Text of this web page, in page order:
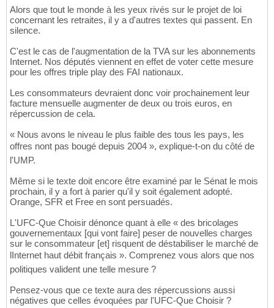
Alors que tout le monde à les yeux rivés sur le projet de loi
concernant les retraites, il y a d'autres textes qui passent. En
silence.
C'est le cas de l'augmentation de la TVA sur les abonnements
Internet. Nos députés viennent en effet de voter cette mesure
pour les offres triple play des FAI nationaux.
Les consommateurs devraient donc voir prochainement leur
facture mensuelle augmenter de deux ou trois euros, en
répercussion de cela.
« Nous avons le niveau le plus faible des tous les pays, les
offres nont pas bougé depuis 2004 », explique-t-on du côté de
l'UMP.
Même si le texte doit encore être examiné par le Sénat le mois
prochain, il y a fort à parier qu'il y soit également adopté.
Orange, SFR et Free en sont persuadés.
L'UFC-Que Choisir dénonce quant à elle « des bricolages
gouvernementaux [qui vont faire] peser de nouvelles charges
sur le consommateur [et] risquent de déstabiliser le marché de
lInternet haut débit français ». Comprenez vous alors que nos
politiques valident une telle mesure ?
Pensez-vous que ce texte aura des répercussions aussi
négatives que celles évoquées par l'UFC-Que Choisir ?